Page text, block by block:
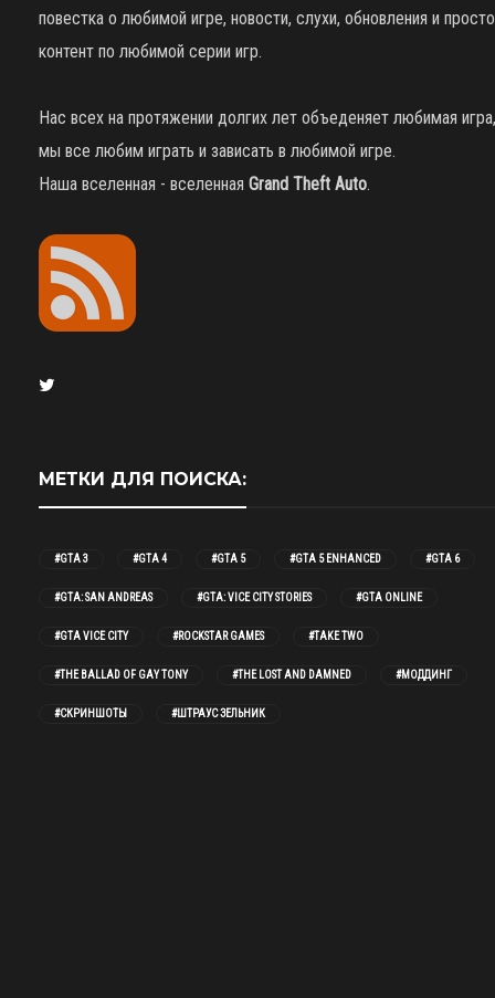
повестка о любимой игре, новости, слухи, обновления и просто
контент по любимой серии игр.
Нас всех на протяжении долгих лет объеденяет любимая игра,
мы все любим играть и зависать в любимой игре.
Наша вселенная - вселенная Grand Theft Auto.
МЕТКИ ДЛЯ ПОИСКА:
#GTA 3 #GTA 4 #GTA 5 #GTA 5 ENHANCED #GTA 6
#GTA: SAN ANDREAS #GTA: VICE CITY STORIES #GTA ONLINE
#GTA VICE CITY #ROCKSTAR GAMES #TAKE TWO
#THE BALLAD OF GAY TONY #THE LOST AND DAMNED #МОДДИНГ
#СКРИНШОТЫ #ШТРАУС ЗЕЛЬНИК